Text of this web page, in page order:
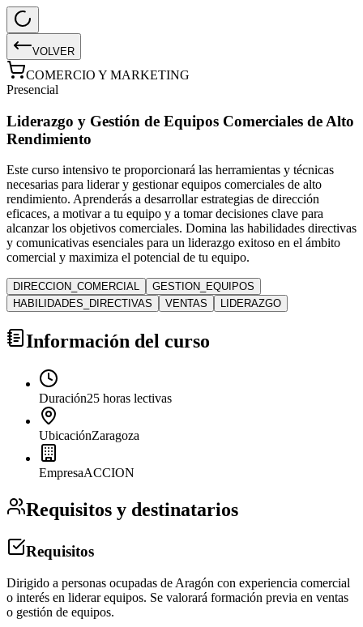
VOLVER
COMERCIO Y MARKETING
Presencial
Liderazgo y Gestión de Equipos Comerciales de Alto
Rendimiento
Este curso intensivo te proporcionará las herramientas y técnicas
necesarias para liderar y gestionar equipos comerciales de alto
rendimiento. Aprenderás a desarrollar estrategias de dirección
eficaces, a motivar a tu equipo y a tomar decisiones clave para
alcanzar los objetivos comerciales. Domina las habilidades directivas
y comunicativas esenciales para un liderazgo exitoso en el ámbito
comercial y maximiza el potencial de tu equipo.
DIRECCION_COMERCIAL
GESTION_EQUIPOS
HABILIDADES_DIRECTIVAS
VENTAS LIDERAZGO
Información del curso
Duración25 horas lectivas
UbicaciónZaragoza
EmpresaACCION
Requisitos y destinatarios
Requisitos
Dirigido a personas ocupadas de Aragón con experiencia comercial
o interés en liderar equipos. Se valorará formación previa en ventas
o gestión de equipos.